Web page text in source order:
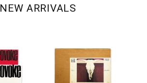
NEW ARRIVALS